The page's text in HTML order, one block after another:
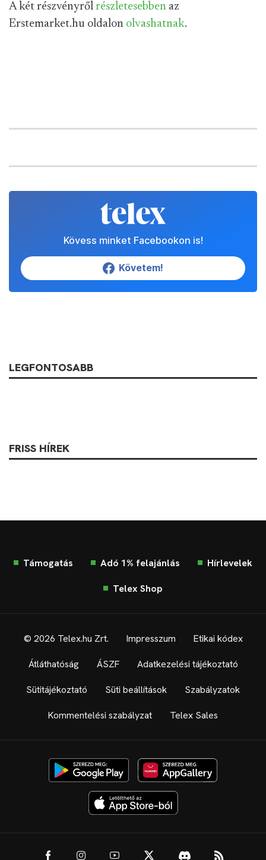
A két részvényről részletesebben az
Erstemarket.hu oldalon olvashatnak.
Kövess minket Facebookon is!
Követem!
LEGFONTOSABB
FRISS HÍREK
Támogatás Adó 1% felajánlás Hírlevelek
Telex Shop
© 2026 Telex.hu Zrt. Impresszum Etikai kódex
Átláthatóság ÁSZF Adatkezelési tájékoztató
Sütitájékoztató Süti beállítások Szabályzatok
Kommentelési szabályzat Telex Sales